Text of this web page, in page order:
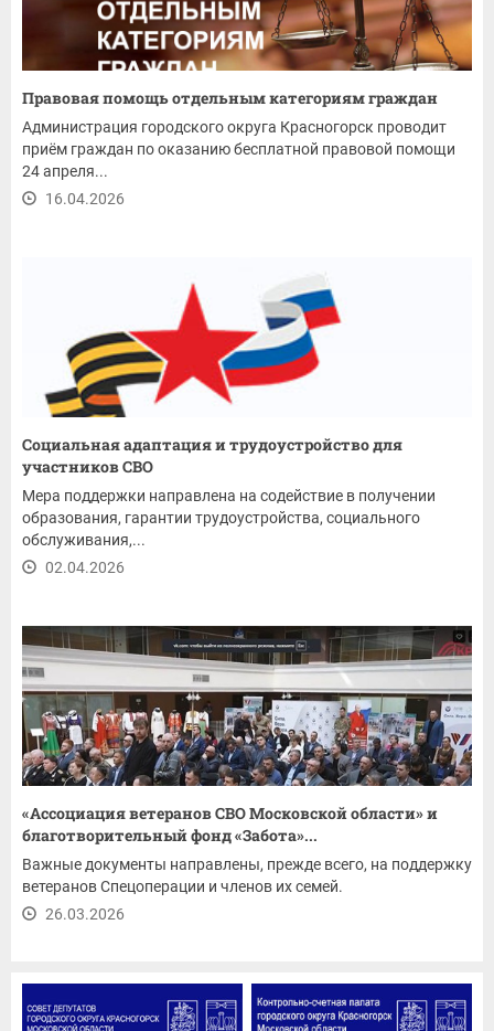
Правовая помощь отдельным категориям граждан
Администрация городского округа Красногорск проводит
приём граждан по оказанию бесплатной правовой помощи
24 апреля...
16.04.2026
Социальная адаптация и трудоустройство для
участников СВО
Мера поддержки направлена на содействие в получении
образования, гарантии трудоустройства, социального
обслуживания,...
02.04.2026
«Ассоциация ветеранов СВО Московской области» и
благотворительный фонд «Забота»...
Важные документы направлены, прежде всего, на поддержку
ветеранов Спецоперации и членов их семей.
26.03.2026